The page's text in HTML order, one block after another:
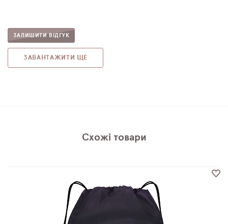
ЗАЛИШИТИ ВІДГУК
ЗАВАНТАЖИТИ ЩЕ
Схожі товари